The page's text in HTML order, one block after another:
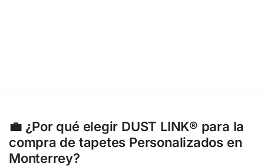
💼 ¿Por qué elegir DUST LINK® para la
compra de tapetes Personalizados en
Monterrey?